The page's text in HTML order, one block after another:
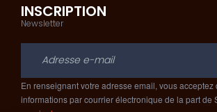
INSCRIPTION
Newsletter
En renseignant votre adresse email, vous acceptez
informations par courrier électronique de la part de